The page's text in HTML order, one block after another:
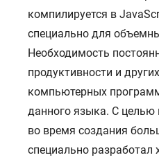
компилируется в
специально для
Необходимость
продуктивности и
компьютерных
данного языка. С целью
вo время создания
специально разработал